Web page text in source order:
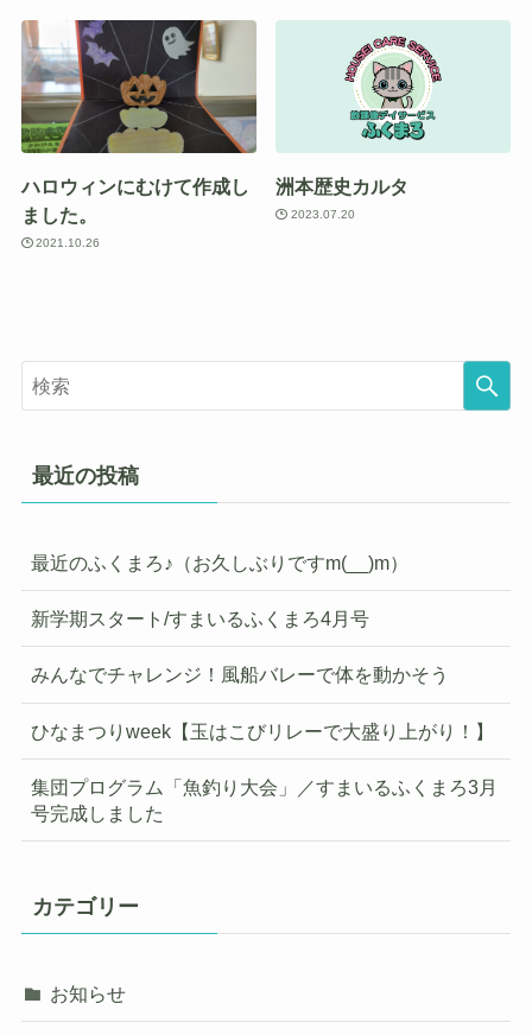
ハロウィンにむけて作成し
ました。
2021.10.26
洲本歴史カルタ
2023.07.20
最近の投稿
最近のふくまろ♪（お久しぶりですm(__)m）
新学期スタート/すまいるふくまろ4月号
みんなでチャレンジ！風船バレーで体を動かそう
ひなまつりweek【玉はこびリレーで大盛り上がり！】
集団プログラム「魚釣り大会」／すまいるふくまろ3月
号完成しました
カテゴリー
お知らせ